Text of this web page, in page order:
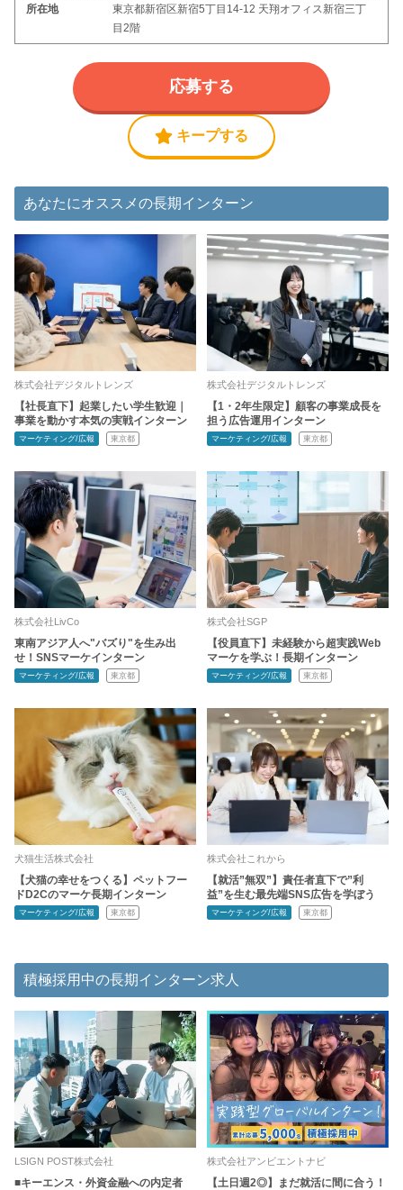
所在地
東京都新宿区新宿5丁目14-12 天翔オフィス新宿三丁
目2階
キープする
応募する
あなたにオススメの長期インターン
株式会社デジタルトレンズ
【社長直下】起業したい学生歓迎｜
事業を動かす本気の実戦インターン
マーケティング/広報 東京都
株式会社デジタルトレンズ
【1・2年生限定】顧客の事業成長を
担う広告運用インターン
マーケティング/広報 東京都
株式会社LivCo
東南アジア人へ"バズり"を生み出
せ！SNSマーケインターン
マーケティング/広報 東京都
株式会社SGP
【役員直下】未経験から超実践Web
マーケを学ぶ！長期インターン
マーケティング/広報 東京都
犬猫生活株式会社
【犬猫の幸せをつくる】ペットフー
ドD2Cのマーケ長期インターン
マーケティング/広報 東京都
株式会社これから
【就活”無双”】責任者直下で”利
益”を生む最先端SNS広告を学ぼう
マーケティング/広報 東京都
積極採用中の長期インターン求人
LSIGN POST株式会社
■キーエンス・外資金融への内定者
株式会社アンビエントナビ
【土日週2◎】まだ就活に間に合う！